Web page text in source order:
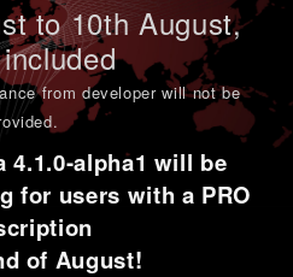
to 10th August,
from developer will not be
.
4.1.0-alpha1 will be
for users with a PRO
of August!